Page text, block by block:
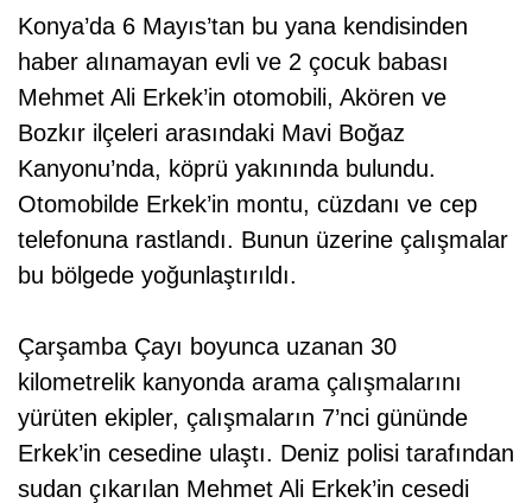
Konya’da 6 Mayıs’tan bu yana kendisinden
haber alınamayan evli ve 2 çocuk babası
Mehmet Ali Erkek’in otomobili, Akören ve
Bozkır ilçeleri arasındaki Mavi Boğaz
Kanyonu’nda, köprü yakınında bulundu.
Otomobilde Erkek’in montu, cüzdanı ve cep
telefonuna rastlandı. Bunun üzerine çalışmalar
bu bölgede yoğunlaştırıldı.
Çarşamba Çayı boyunca uzanan 30
kilometrelik kanyonda arama çalışmalarını
yürüten ekipler, çalışmaların 7’nci gününde
Erkek’in cesedine ulaştı. Deniz polisi tarafından
sudan çıkarılan Mehmet Ali Erkek’in cesedi